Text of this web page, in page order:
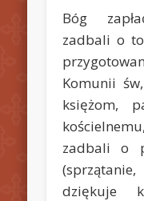
Bóg
zadbali o
Komunii
księżom,
zadbali o
(sprzątanie,
dziękuje